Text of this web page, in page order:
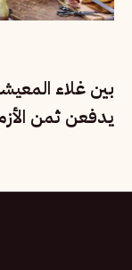
بين غلاء
يدفعن ثمن